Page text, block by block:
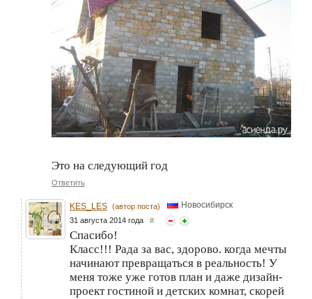
Это на следующий год
Ответить
KES_LES (автор поста) Новосибирск
31 августа 2014 года #
Спасибо!
Класс!!! Рада за вас, здорово. когда мечты
начинают превращаться в реальность! У
меня тоже уже готов план и даже дизайн-
проект гостиной и детских комнат, скорей